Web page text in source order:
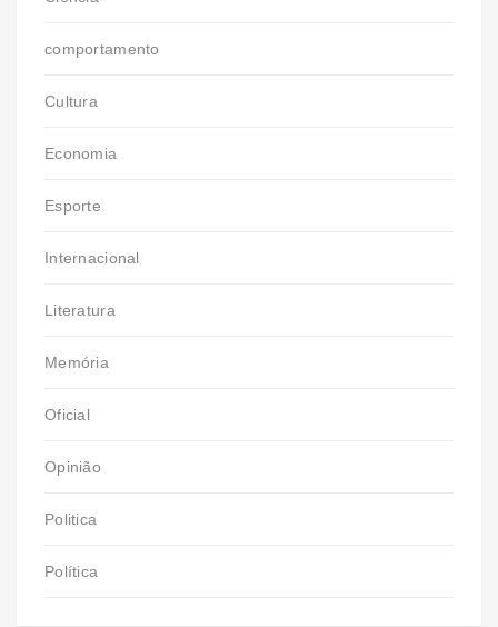
comportamento
Cultura
Economia
Esporte
Internacional
Literatura
Memória
Oficial
Opinião
Politica
Política